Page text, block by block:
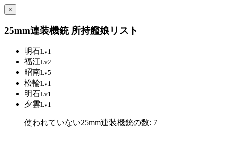
×
25mm連装機銃 所持艦娘リスト
明石Lv1
福江Lv2
昭南Lv5
松輪Lv1
明石Lv1
夕雲Lv1
使われていない25mm連装機銃の数: 7